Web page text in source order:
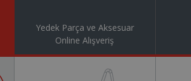
Yedek Parça ve Aksesuar
Online Alışveriş